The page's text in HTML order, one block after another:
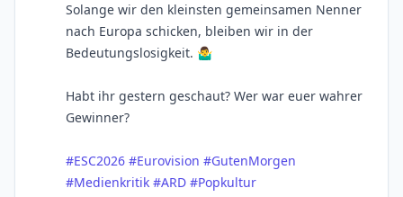
Solange wir den kleinsten gemeinsamen Nenner
nach Europa schicken, bleiben wir in der
Bedeutungslosigkeit. 🤷‍♂️
Habt ihr gestern geschaut? Wer war euer wahrer
Gewinner?
#ESC2026 #Eurovision #GutenMorgen
#Medienkritik #ARD #Popkultur